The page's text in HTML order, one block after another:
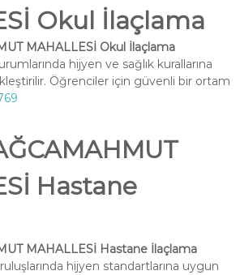
Okul İlaçlama
MAHALLESİ Okul İlaçlama
hijyen ve sağlık kurallarına
Öğrenciler için güvenli bir ortam
Hastane
MAHALLESİ Hastane İlaçlama
hijyen standartlarına uygun